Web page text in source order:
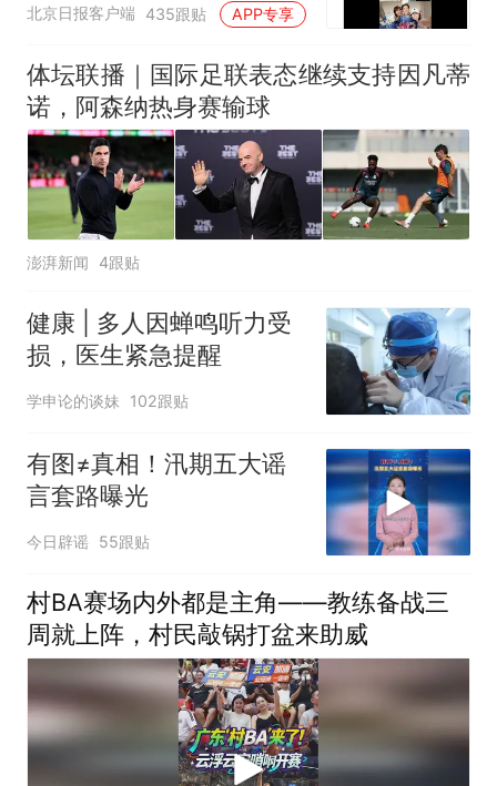
北京日报客户端 435跟贴 APP专享
体坛联播｜国际足联表态继续支持因凡蒂
诺，阿森纳热身赛输球
澎湃新闻 4跟贴
健康 | 多人因蝉鸣听力受
损，医生紧急提醒
学申论的谈妹 102跟贴
有图≠真相！汛期五大谣
言套路曝光
今日辟谣 55跟贴
村BA赛场内外都是主角——教练备战三
周就上阵，村民敲锅打盆来助威